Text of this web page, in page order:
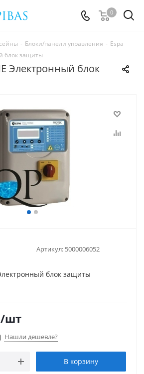
0
- Блоки/панели управления - Espa
блок защиты
Электронный блок
Артикул: 5000006052
блок защиты
/шт
Нашли дешевле?
В корзину